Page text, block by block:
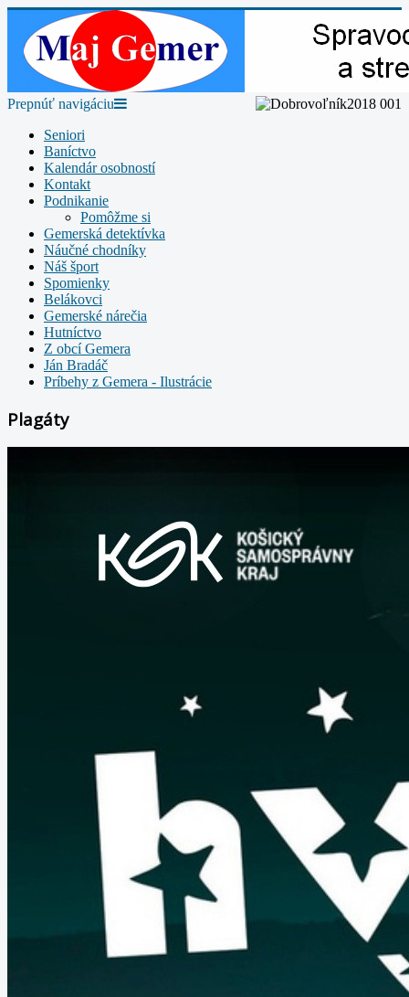
Prepnúť navigáciu
Seniori
Baníctvo
Kalendár osobností
Kontakt
Podnikanie
Pomôžme si
Gemerská detektívka
Náučné chodníky
Náš šport
Spomienky
Belákovci
Gemerské nárečia
Hutníctvo
Z obcí Gemera
Ján Bradáč
Príbehy z Gemera - Ilustrácie
Plagáty